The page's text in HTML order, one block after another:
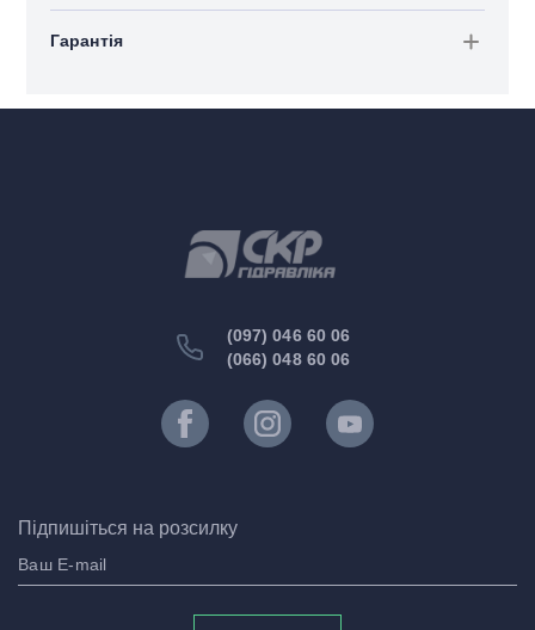
Гарантія
(097) 046 60 06
(066) 048 60 06
Підпишіться на розсилку